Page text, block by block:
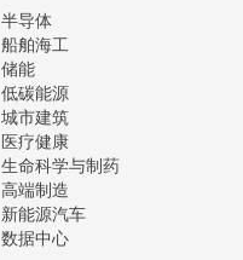
半导体
船舶海工
储能
低碳能源
城市建筑
医疗健康
生命科学与制药
高端制造
新能源汽车
数据中心